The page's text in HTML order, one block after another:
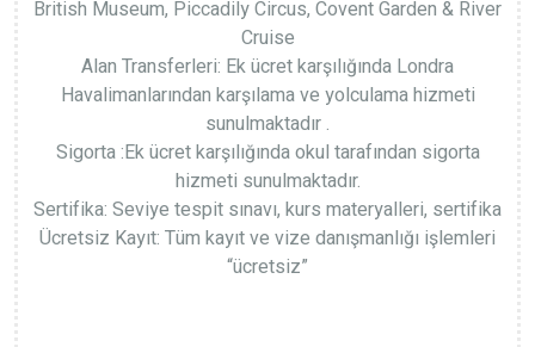
British Museum, Piccadily Circus, Covent Garden & River
Cruise
Alan Transferleri: Ek ücret karşılığında Londra
Havalimanlarından karşılama ve yolculama hizmeti
sunulmaktadır .
Sigorta :Ek ücret karşılığında okul tarafından sigorta
hizmeti sunulmaktadır.
Sertifika: Seviye tespit sınavı, kurs materyalleri, sertifika
Ücretsiz Kayıt: Tüm kayıt ve vize danışmanlığı işlemleri
“ücretsiz”